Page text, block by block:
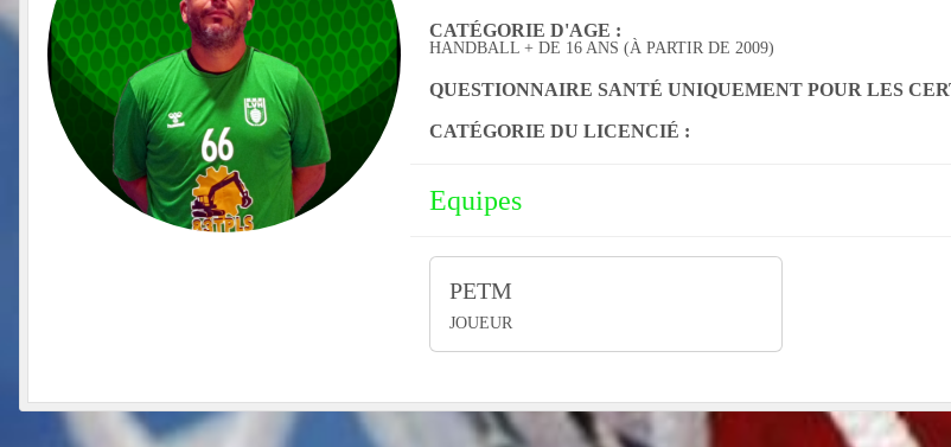
CATÉGORIE D'AGE :
HANDBALL + DE 16 ANS (À PARTIR DE 2009)
QUESTIONNAIRE SANTÉ UNIQUEMENT POUR LES
CATÉGORIE DU LICENCIÉ :
Equipes
PETM
JOUEUR